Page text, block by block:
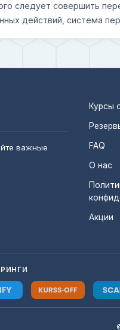
следует совершить
действий, система
важные
Курсы
FAQ
О нас
Акции